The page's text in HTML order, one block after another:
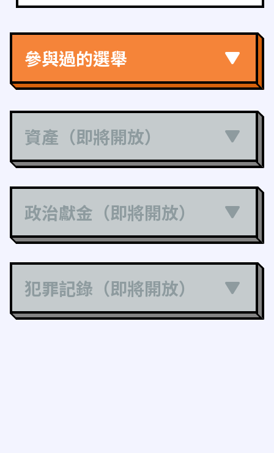
參與過的選舉
資產（即將開放）
政治獻金（即將開放）
犯罪記錄（即將開放）